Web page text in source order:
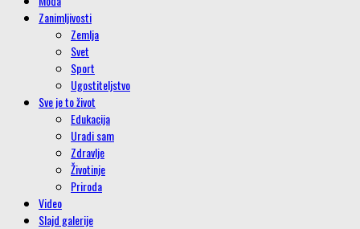
Zanimljivosti
Zemlja
Svet
Sport
Ugostiteljstvo
Sve je to život
Edukacija
Uradi sam
Zdravlje
Životinje
Priroda
Video
Slajd galerije